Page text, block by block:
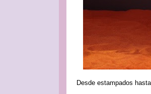
Desde estampados